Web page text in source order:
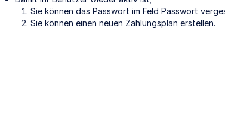
Sie können das Passwort im Feld Passwort
Sie können einen neuen Zahlungsplan erstellen.